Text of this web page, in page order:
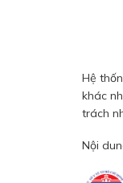
Hệ
khác
trách
Nội